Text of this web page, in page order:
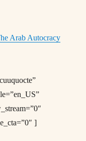
Arab Autocracy
]